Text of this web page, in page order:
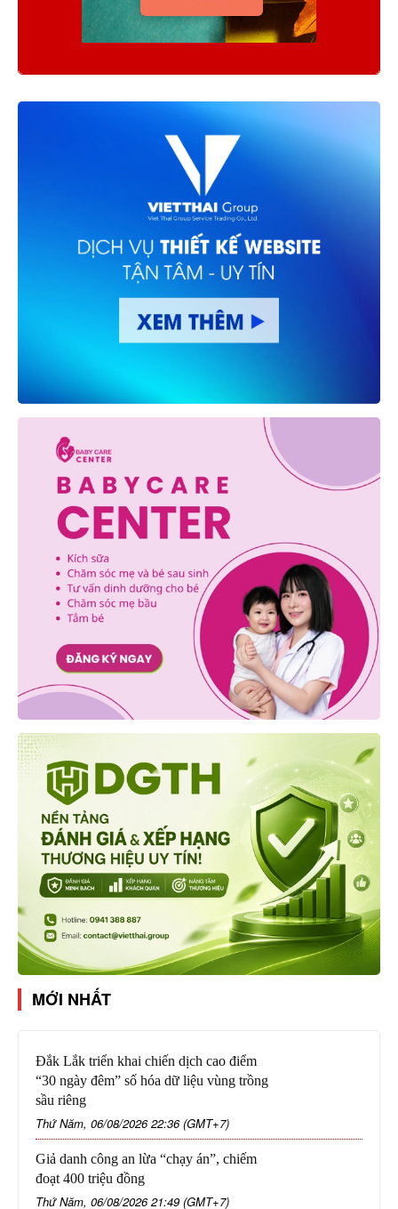
MỚI NHẤT
Đắk Lắk triển khai chiến dịch cao điểm
“30 ngày đêm” số hóa dữ liệu vùng trồng
sầu riêng
Thứ Năm, 06/08/2026 22:36 (GMT+7)
Giả danh công an lừa “chạy án”, chiếm
đoạt 400 triệu đồng
Thứ Năm, 06/08/2026 21:49 (GMT+7)